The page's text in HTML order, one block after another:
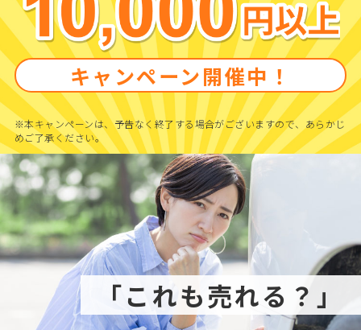
キャンペーン開催中！
※本キャンペーンは、予告なく終了する場合がございますので、あらかじ
めご了承ください。
「これも売れる？」